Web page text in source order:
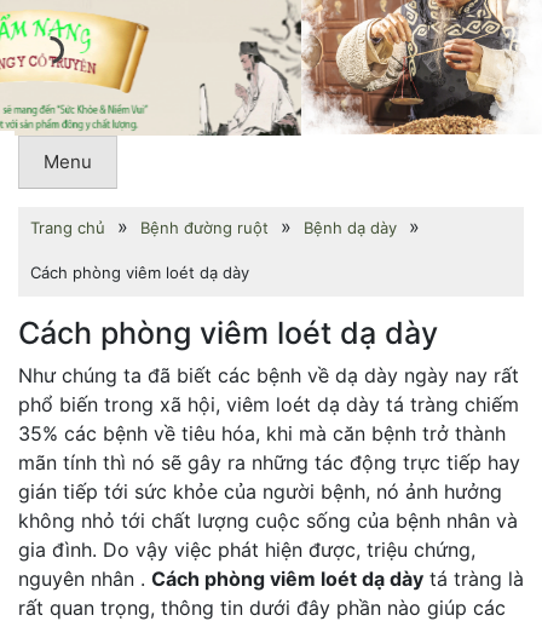
Menu
Trang chủ » Bệnh đường ruột » Bệnh dạ dày »
Cách phòng viêm loét dạ dày
Cách phòng viêm loét dạ dày
Như chúng ta đã biết các bệnh về dạ dày ngày nay rất
phổ biến trong xã hội, viêm loét dạ dày tá tràng chiếm
35% các bệnh về tiêu hóa, khi mà căn bệnh trở thành
mãn tính thì nó sẽ gây ra những tác động trực tiếp hay
gián tiếp tới sức khỏe của người bệnh, nó ảnh hưởng
không nhỏ tới chất lượng cuộc sống của bệnh nhân và
gia đình. Do vậy việc phát hiện được, triệu chứng,
nguyên nhân . Cách phòng viêm loét dạ dày tá tràng là
rất quan trọng, thông tin dưới đây phần nào giúp các